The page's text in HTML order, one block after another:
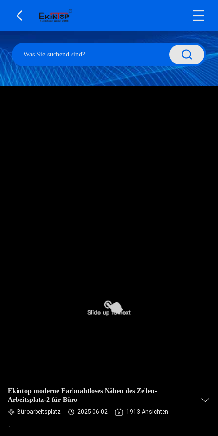
Ekintop moderne Farbnahtloses Nähen des Zellen-
Arbeitsplatz-2 für Büro
Büroarbeitsplatz 2025-06-02 1913 Ansichten